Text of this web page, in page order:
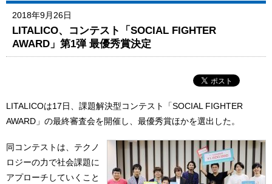
2018年9月26日
LITALICO、コンテスト「SOCIAL FIGHTER
AWARD」第1弾 最優秀賞決定
LITALICOは17日、課題解決型コンテスト「SOCIAL FIGHTER
AWARD」の最終審査会を開催し、最優秀賞ほかを選出した。
同コンテストは、テクノ
ロジーの力で社会課題に
アプローチしていくこと